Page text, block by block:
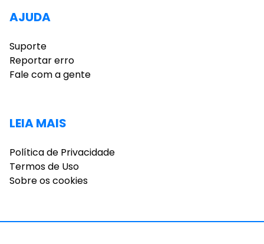
AJUDA
Suporte
Reportar erro
Fale com a gente
LEIA MAIS
Política de Privacidade
Termos de Uso
Sobre os cookies